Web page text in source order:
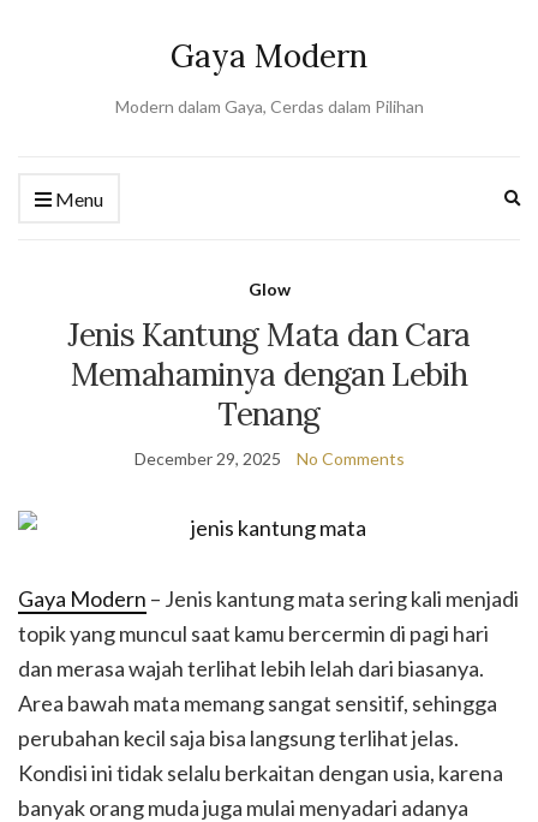
Gaya Modern
Modern dalam Gaya, Cerdas dalam Pilihan
Menu
Glow
Jenis Kantung Mata dan Cara
Memahaminya dengan Lebih
Tenang
December 29, 2025 No Comments
Gaya Modern – Jenis kantung mata sering kali menjadi
topik yang muncul saat kamu bercermin di pagi hari
dan merasa wajah terlihat lebih lelah dari biasanya.
Area bawah mata memang sangat sensitif, sehingga
perubahan kecil saja bisa langsung terlihat jelas.
Kondisi ini tidak selalu berkaitan dengan usia, karena
banyak orang muda juga mulai menyadari adanya